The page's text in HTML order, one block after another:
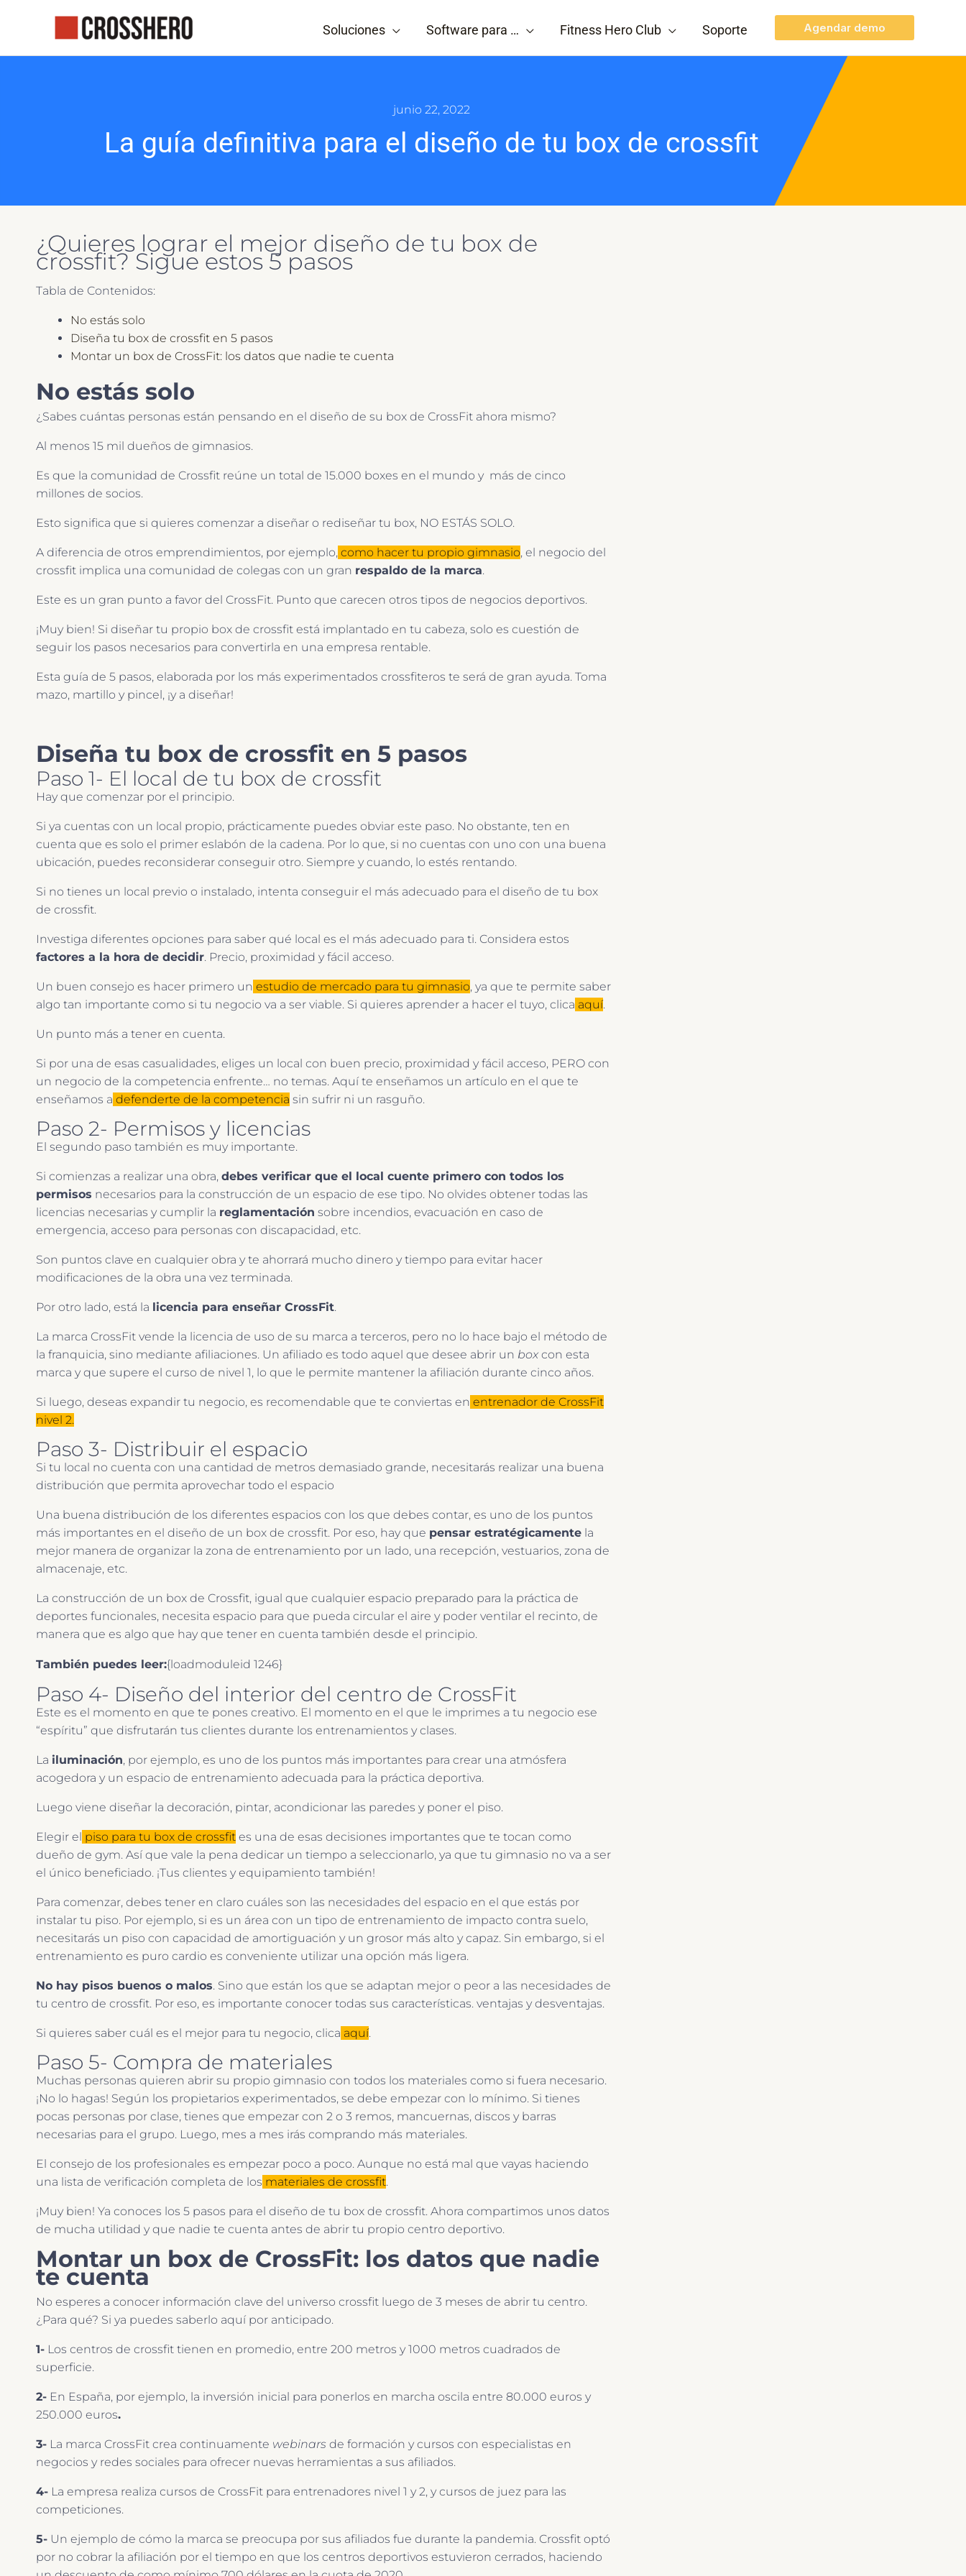
contenido
Soluciones Software para … Fitness Hero Club Soporte Agendar demo
junio 22, 2022
La guía definitiva para el diseño de tu box de crossfit
¿Quieres lograr el mejor diseño de tu box de
crossfit? Sigue estos 5 pasos
Tabla de Contenidos:
No estás solo
Diseña tu box de crossfit en 5 pasos
Montar un box de CrossFit: los datos que nadie te cuenta
No estás solo
¿Sabes cuántas personas están pensando en el diseño de su box de CrossFit ahora mismo?
Al menos 15 mil dueños de gimnasios.
Es que la comunidad de Crossfit reúne un total de 15.000 boxes en el mundo y más de cinco
millones de socios.
Esto significa que si quieres comenzar a diseñar o rediseñar tu box, NO ESTÁS SOLO.
A diferencia de otros emprendimientos, por ejemplo, como hacer tu propio gimnasio, el negocio del
crossfit implica una comunidad de colegas con un gran respaldo de la marca.
Este es un gran punto a favor del CrossFit. Punto que carecen otros tipos de negocios deportivos.
¡Muy bien! Si diseñar tu propio box de crossfit está implantado en tu cabeza, solo es cuestión de
seguir los pasos necesarios para convertirla en una empresa rentable.
Esta guía de 5 pasos, elaborada por los más experimentados crossfiteros te será de gran ayuda. Toma
mazo, martillo y pincel, ¡y a diseñar!
Diseña tu box de crossfit en 5 pasos
Paso 1- El local de tu box de crossfit
Hay que comenzar por el principio.
Si ya cuentas con un local propio, prácticamente puedes obviar este paso. No obstante, ten en
cuenta que es solo el primer eslabón de la cadena. Por lo que, si no cuentas con uno con una buena
ubicación, puedes reconsiderar conseguir otro. Siempre y cuando, lo estés rentando.
Si no tienes un local previo o instalado, intenta conseguir el más adecuado para el diseño de tu box
de crossfit.
Investiga diferentes opciones para saber qué local es el más adecuado para ti. Considera estos
factores a la hora de decidir. Precio, proximidad y fácil acceso.
Un buen consejo es hacer primero un estudio de mercado para tu gimnasio, ya que te permite saber
algo tan importante como si tu negocio va a ser viable. Si quieres aprender a hacer el tuyo, clica aquí.
Un punto más a tener en cuenta.
Si por una de esas casualidades, eliges un local con buen precio, proximidad y fácil acceso, PERO con
un negocio de la competencia enfrente… no temas. Aquí te enseñamos un artículo en el que te
enseñamos a defenderte de la competencia sin sufrir ni un rasguño.
Paso 2- Permisos y licencias
El segundo paso también es muy importante.
Si comienzas a realizar una obra, debes verificar que el local cuente primero con todos los
permisos necesarios para la construcción de un espacio de ese tipo. No olvides obtener todas las
licencias necesarias y cumplir la reglamentación sobre incendios, evacuación en caso de
emergencia, acceso para personas con discapacidad, etc.
Son puntos clave en cualquier obra y te ahorrará mucho dinero y tiempo para evitar hacer
modificaciones de la obra una vez terminada.
Por otro lado, está la licencia para enseñar CrossFit.
La marca CrossFit vende la licencia de uso de su marca a terceros, pero no lo hace bajo el método de
la franquicia, sino mediante afiliaciones. Un afiliado es todo aquel que desee abrir un boxcon esta
marca y que supere el curso de nivel 1, lo que le permite mantener la afiliación durante cinco años.
Si luego, deseas expandir tu negocio, es recomendable que te conviertas en entrenador de CrossFit
nivel 2.
Paso 3- Distribuir el espacio
Si tu local no cuenta con una cantidad de metros demasiado grande, necesitarás realizar una buena
distribución que permita aprovechar todo el espacio
Una buena distribución de los diferentes espacios con los que debes contar, es uno de los puntos
más importantes en el diseño de un box de crossfit. Por eso, hay que pensar estratégicamente la
mejor manera de organizar la zona de entrenamiento por un lado, una recepción, vestuarios, zona de
almacenaje, etc.
La construcción de un box de Crossfit, igual que cualquier espacio preparado para la práctica de
deportes funcionales, necesita espacio para que pueda circular el aire y poder ventilar el recinto, de
manera que es algo que hay que tener en cuenta también desde el principio.
También puedes leer:{loadmoduleid 1246}
Paso 4- Diseño del interior del centro de CrossFit
Este es el momento en que te pones creativo. El momento en el que le imprimes a tu negocio ese
“espíritu” que disfrutarán tus clientes durante los entrenamientos y clases.
La iluminación, por ejemplo, es uno de los puntos más importantes para crear una atmósfera
acogedora y un espacio de entrenamiento adecuada para la práctica deportiva.
Luego viene diseñar la decoración, pintar, acondicionar las paredes y poner el piso.
Elegir el piso para tu box de crossfit es una de esas decisiones importantes que te tocan como
dueño de gym. Así que vale la pena dedicar un tiempo a seleccionarlo, ya que tu gimnasio no va a ser
el único beneficiado. ¡Tus clientes y equipamiento también!
Para comenzar, debes tener en claro cuáles son las necesidades del espacio en el que estás por
instalar tu piso. Por ejemplo, si es un área con un tipo de entrenamiento de impacto contra suelo,
necesitarás un piso con capacidad de amortiguación y un grosor más alto y capaz. Sin embargo, si el
entrenamiento es puro cardio es conveniente utilizar una opción más ligera.
No hay pisos buenos o malos. Sino que están los que se adaptan mejor o peor a las necesidades de
tu centro de crossfit. Por eso, es importante conocer todas sus características. ventajas y desventajas.
Si quieres saber cuál es el mejor para tu negocio, clica aquí.
Paso 5- Compra de materiales
Muchas personas quieren abrir su propio gimnasio con todos los materiales como si fuera necesario.
¡No lo hagas! Según los propietarios experimentados, se debe empezar con lo mínimo. Si tienes
pocas personas por clase, tienes que empezar con 2 o 3 remos, mancuernas, discos y barras
necesarias para el grupo. Luego, mes a mes irás comprando más materiales.
El consejo de los profesionales es empezar poco a poco. Aunque no está mal que vayas haciendo
una lista de verificación completa de los materiales de crossfit.
¡Muy bien! Ya conoces los 5 pasos para el diseño de tu box de crossfit. Ahora compartimos unos datos
de mucha utilidad y que nadie te cuenta antes de abrir tu propio centro deportivo.
Montar un box de CrossFit: los datos que nadie
te cuenta
No esperes a conocer información clave del universo crossfit luego de 3 meses de abrir tu centro.
¿Para qué? Si ya puedes saberlo aquí por anticipado.
1- Los centros de crossfit tienen en promedio, entre 200 metros y 1000 metros cuadrados de
superficie.
2- En España, por ejemplo, la inversión inicial para ponerlos en marcha oscila entre 80.000 euros y
250.000 euros.
3- La marca CrossFit crea continuamente webinars de formación y cursos con especialistas en
negocios y redes sociales para ofrecer nuevas herramientas a sus afiliados.
4- La empresa realiza cursos de CrossFit para entrenadores nivel 1 y 2, y cursos de juez para las
competiciones.
5- Un ejemplo de cómo la marca se preocupa por sus afiliados fue durante la pandemia. Crossfit optó
por no cobrar la afiliación por el tiempo en que los centros deportivos estuvieron cerrados, haciendo